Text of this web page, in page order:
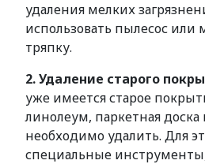
удаления мелких
использовать пылесос
тряпку.
2. Удаление старого
уже имеется старое
линолеум, паркетная доска
необходимо удалить. Для
специальные